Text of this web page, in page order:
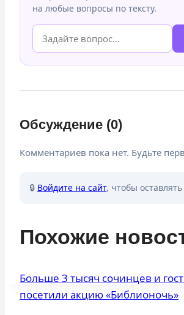
на любые вопросы по тексту.
Обсуждение (0)
Комментариев пока нет. Будьте
🔒 Войдите на сайт, чтобы
Похожие
Больше 3 тысяч сочинцев и
посетили акцию «Библионочь»